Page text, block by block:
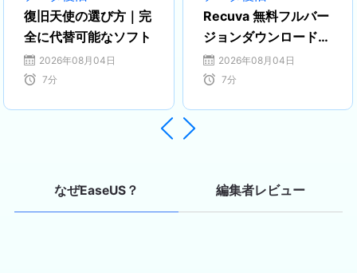
データ復旧、バックアップおよびクロ
ーン技術の分野でエキスパートとして
活動しています。特に、日本語での技
術文書作成やユーザー向けサポートを
通じて、多くの方々の大切なデータを
守るお手伝いができることを誇りに思
復旧天使の選び方｜完
全に代替可能なソフト
2026年08月04日
7分
Recuva 無料フルバー
ジョンダウンロード｜
20262026年08月04日
7分


なぜEaseUS？ 編集者レビュー